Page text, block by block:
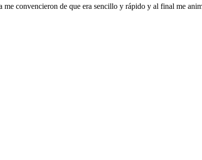
convencieron de que era sencillo y rápido y al final me